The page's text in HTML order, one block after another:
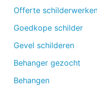
Deuren schilderen
Ramen schilderen
Dakkapel schilderen
Trap schilderen
Winterschilder
Offerte
Goedkope schilder
Gevel schilderen
Behanger gezocht
Behangen